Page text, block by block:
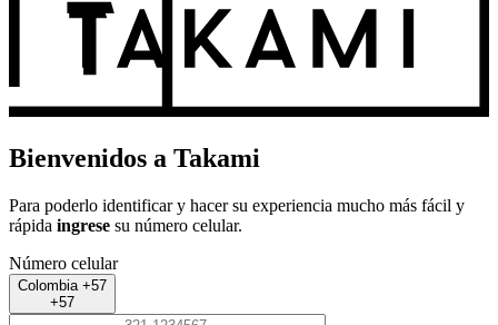
Bienvenidos a Takami
Para poderlo identificar y hacer su experiencia mucho más fácil y
rápida ingrese su número celular.
Número celular
Colombia +57
+57